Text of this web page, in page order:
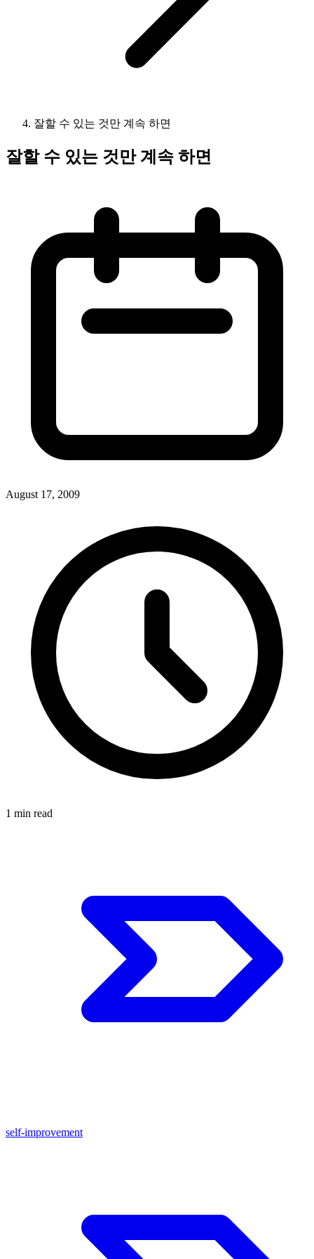
잘할 수 있는 것만 계속 하면
잘할 수 있는 것만 계속 하면
August 17, 2009
1 min read
self-improvement